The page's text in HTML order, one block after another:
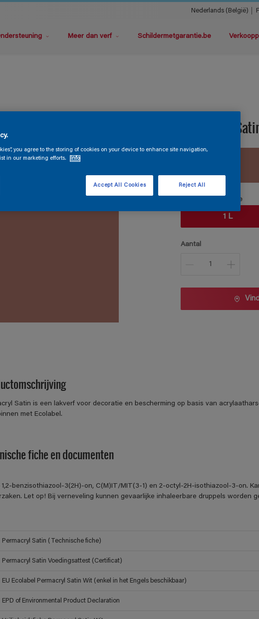
Nederlands (België)
Meer dan verf Schildermetgarantie.be
Permacryl
Verpakkingsgrootte
1 L
Aantal
Satin is een lakverf voor decoratie en bescherming op basis van
met Ecolabel.
fiche en documenten
1,2-benzisothiazool-3(2H)-on, C(M)IT/MIT(3-1) en 2-octyl-2H-isothiazool-3-on.
Let op! Bij verneveling kunnen gevaarlijke inhaleerbare druppels worden
Permacryl Satin (Technische fiche)
Permacryl Satin Voedingsattest (Certificat)
EU Ecolabel Permacryl Satin Wit (enkel in het Engels beschikbaar)
EPD of Environmental Product Declaration
you agree to the storing of cookies on your device to enhance site navigation,
in our marketing efforts.
Info
Reject All
Accept All Cookies